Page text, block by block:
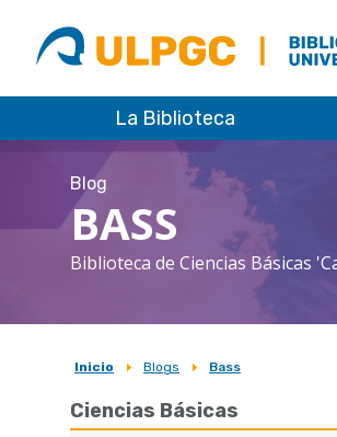
ULPGC
ULPGC
La Biblioteca
Blog
BASS
Biblioteca de Ciencias Básicas
Sobrescribir
enlaces
Inicio Blogs Bass
Ciencias Básicas